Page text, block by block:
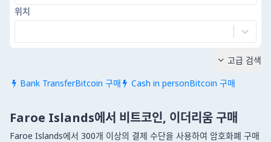
위치
 Bank TransferBitcoin 구매  Cash in personBitcoin 구매
 고급 검색
Faroe Islands에서 비트코인, 이더리움 구매
Faroe Islands에서 300개 이상의 결제 수단을 사용하여 암호화폐 구매